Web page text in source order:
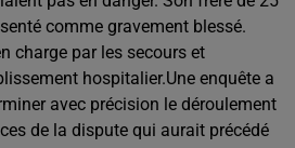
comme gravement blessé.
charge par les secours et
hospitalier.Une enquête a
avec précision le déroulement
de la dispute qui aurait précédé